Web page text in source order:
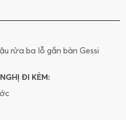
rửa ba lỗ gắn bàn Gessi
ĐI KÈM: